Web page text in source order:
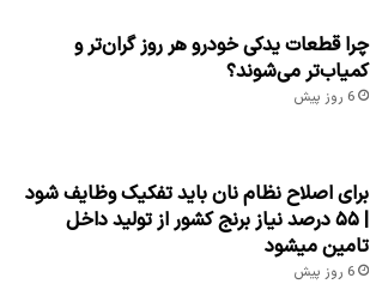
چرا قطعات یدکی خودرو هر روز گران‌تر و
کمیاب‌تر می‌شوند؟
6 روز پیش
برای اصلاح نظام نان باید تفکیک وظایف شود
| ۵۵ درصد نیاز برنج کشور از تولید داخل
تامین میشود
6 روز پیش